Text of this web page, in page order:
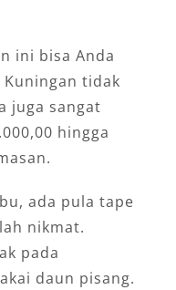
ini bisa Anda
tidak
juga sangat
hingga
ada pula tape
nikmat.
pada
daun pisang.